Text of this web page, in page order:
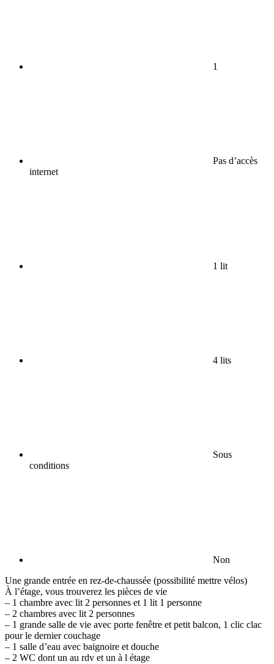
1
Pas d’accès
internet
1 lit
4 lits
Sous
conditions
Non
Une grande entrée en rez-de-chaussée (possibilité mettre vélos)
À l’étage, vous trouverez les pièces de vie
– 1 chambre avec lit 2 personnes et 1 lit 1 personne
– 2 chambres avec lit 2 personnes
– 1 grande salle de vie avec porte fenêtre et petit balcon, 1 clic clac
pour le dernier couchage
– 1 salle d’eau avec baignoire et douche
– 2 WC dont un au rdv et un à l étage